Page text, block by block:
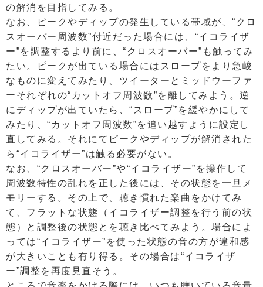
の解消を目指してみる。
なお、ピークやディップの発生している帯域が、“クロ
スオーバー周波数”付近だった場合には、“イコライザ
ー”を調整するより前に、“クロスオーバー”も触ってみ
たい。ピークが出ている場合にはスロープをより急峻
なものに変えてみたり、ツイーターとミッドウーファ
ーそれぞれの“カットオフ周波数”を離してみよう。逆
にディップが出ていたら、“スロープ”を緩やかにして
みたり、“カットオフ周波数”を追い越すように設定し
直してみる。それにてピークやディップが解消された
ら“イコライザー”は触る必要がない。
なお、“クロスオーバー”や“イコライザー”を操作して
周波数特性の乱れを正した後には、その状態を一旦メ
モリーする。その上で、聴き慣れた楽曲をかけてみ
て、フラットな状態（イコライザー調整を行う前の状
態）と調整後の状態とを聴き比べてみよう。場合によ
っては“イコライザー”を使った状態の音の方が違和感
が大きいことも有り得る。その場合は“イコライザ
ー”調整を再度見直そう。